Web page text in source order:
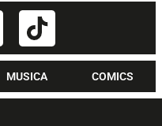
MUSICA COMICS